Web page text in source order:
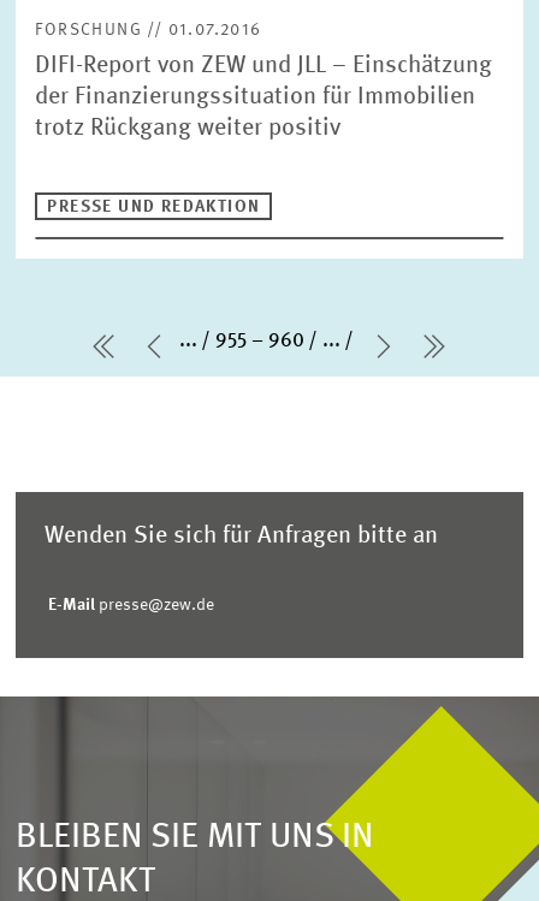
FORSCHUNG // 01.07.2016
DIFI-Report von ZEW und JLL – Einschätzung
der Finanzierungssituation für Immobilien
trotz Rückgang weiter positiv
PRESSE UND REDAKTION
erste Seite
Vorherige Seite
... 955 – 960 ...
Nächste
letzte
Wenden Sie sich für Anfragen bitte an
E-Mail presse@zew.de
BLEIBEN SIE MIT UNS IN
KONTAKT